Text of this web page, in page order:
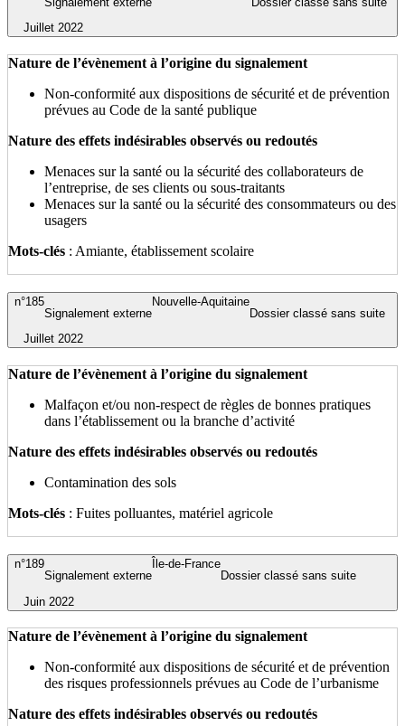
Juillet 2022
Nature de l’évènement à l’origine du signalement
Non-conformité aux dispositions de sécurité et de prévention
prévues au Code de la santé publique
Nature des effets indésirables observés ou redoutés
Menaces sur la santé ou la sécurité des collaborateurs de
l’entreprise, de ses clients ou sous-traitants
Menaces sur la santé ou la sécurité des consommateurs ou des
usagers
Mots-clés : Amiante, établissement scolaire
Juillet 2022
Dossier classé sans suite
Nouvelle-Aquitaine
Signalement externe
n°185
Nature de l’évènement à l’origine du signalement
Malfaçon et/ou non-respect de règles de bonnes pratiques
dans l’établissement ou la branche d’activité
Nature des effets indésirables observés ou redoutés
Contamination des sols
Mots-clés : Fuites polluantes, matériel agricole
Juin 2022
Dossier classé sans suite
Île-de-France
Signalement externe
n°189
Nature de l’évènement à l’origine du signalement
Non-conformité aux dispositions de sécurité et de prévention
des risques professionnels prévues au Code de l’urbanisme
Nature des effets indésirables observés ou redoutés